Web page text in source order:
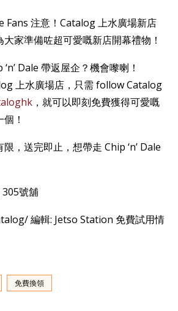
Fans 注意！Catalog 上水廣場新店
家準備咗超可愛嘅新店開幕禮物！
Dale 帶返屋企？機會嚟喇！
上水廣場店，只需 follow Catalog
，就可以即刻免費獲得可愛嘅
！
，送完即止，想帶走 Chip ‘n’ Dale
號舖
編輯: Jetso Station 免費試用情
免費換領